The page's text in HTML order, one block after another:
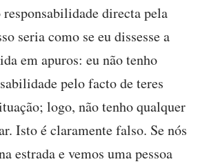
directa pela
seria como se eu dissesse a
em apuros: eu não tenho
pelo facto de teres
logo, não tenho qualquer
Isto é claramente falso. Se nós
estrada e vemos uma pessoa